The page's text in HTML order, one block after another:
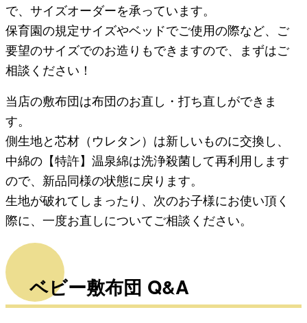
で、サイズオーダーを承っています。
保育園の規定サイズやベッドでご使用の際など、ご
要望のサイズでのお造りもできますので、まずはご
相談ください！
当店の敷布団は布団のお直し・打ち直しができま
す。
側生地と芯材（ウレタン）は新しいものに交換し、
中綿の【特許】温泉綿は洗浄殺菌して再利用します
ので、新品同様の状態に戻ります。
生地が破れてしまったり、次のお子様にお使い頂く
際に、一度お直しについてご相談ください。
ベビー敷布団 Q&A